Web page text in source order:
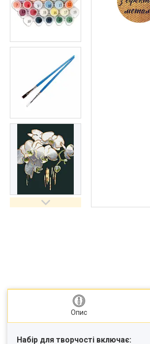
Опис
Набір для творчості включає: